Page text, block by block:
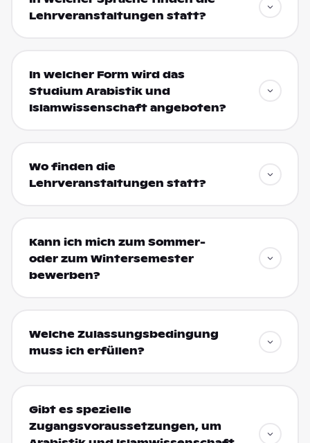
Lehrveranstaltungen statt?
In welcher Form wird das
Studium Arabistik und
Islamwissenschaft angeboten?
Wo finden die
Lehrveranstaltungen statt?
Kann ich mich zum Sommer-
oder zum Wintersemester
bewerben?
Welche Zulassungsbedingung
muss ich erfüllen?
Gibt es spezielle
Zugangsvoraussetzungen, um